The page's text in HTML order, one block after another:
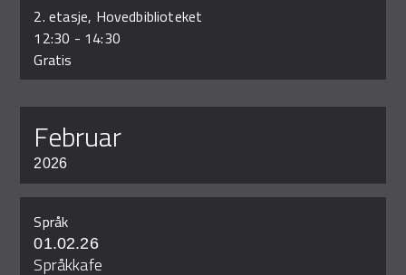
2. etasje, Hovedbiblioteket
12:30 - 14:30
Gratis
februar
2026
Språk
01.02.26
Språkkafe